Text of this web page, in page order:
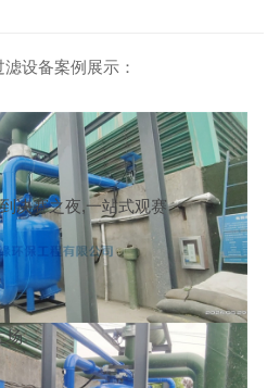
决赛之夜,一站式观赛
场
设备案例展示：